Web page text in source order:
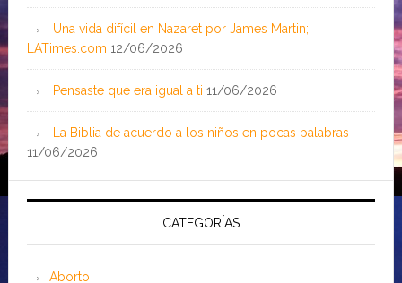
Una vida difícil en Nazaret por James Martin;
LATimes.com 12/06/2026
Pensaste que era igual a ti 11/06/2026
La Biblia de acuerdo a los niños en pocas palabras
11/06/2026
CATEGORÍAS
Aborto